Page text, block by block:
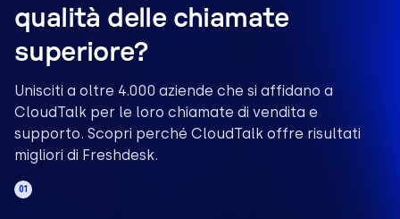
qualità delle chiamate
superiore?
Unisciti a oltre 4.000 aziende che si affidano a
CloudTalk per le loro chiamate di vendita e
supporto. Scopri perché CloudTalk offre risultati
migliori di Freshdesk.
01